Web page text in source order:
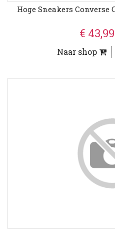
Hoge Sneakers Converse
€ 43,99
Naar shop